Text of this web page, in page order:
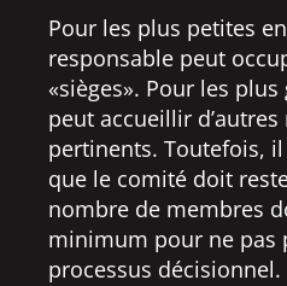
Pour les plus petites
responsable peut
«sièges». Pour les
peut accueillir
pertinents. Toutefois,
que le comité doit
nombre de membres
minimum pour ne pas
processus décisionnel.